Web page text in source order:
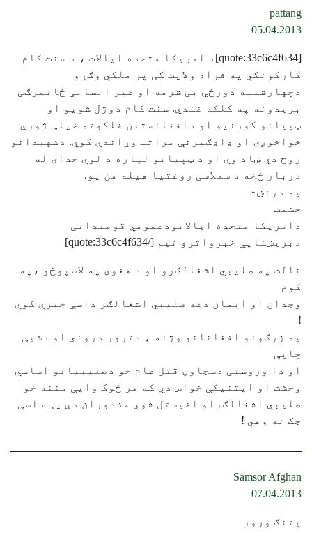
pattang
05.04.2013
[quote:33c6c4f634]د امریکا متحده ایالات ، د سنت کام
کارکونکي په فراه ولایت کې پر ملکي وګړو
دچهارشنبه دورځي بی شرمه او غیر انسانی ځانمرګی
بریدونه په کلکه غندي. سنت کام دوژل شویو او
ټپیانو کورنیو او دافغانستان خلکوته خپلې ژورې
خواخوږۍ او ډاډګیرنې مراتب وړاندې کوي. دشهیدانو
روح دي ښاد وي او د ټپیانو لپاره د لوي خدای له
دربار څخه د سملاسی روغتیا هیله من یو.
په درنښت
حشمت
دامریکا متحده ایالاتودعمومي قومندانی
دبریښنایې خبرواترو تیم [/quote:33c6c4f634]
نالت په صليبي اشغالګرو او د هغوی په لاسپوڅو ،په
کوم
وجدان او ايمان دغه صليبي اشغالګر داسې خبرې کوي
!
په زرګونو افغانانو وژنه ، دترور دروني او دشپې
چاپې
او دا وروستی دسجاوڼ قتل عام خو دصليبيانو اساسي
وحشت او ايتنيکې خواص دي که هر څوک وايې مننه خو
صليبي اشغالګراو اخيستل شوي مذدوران دې يې داسې
جک نه وهي !
Samsor Afghan
07.04.2013
پتنګ ورور